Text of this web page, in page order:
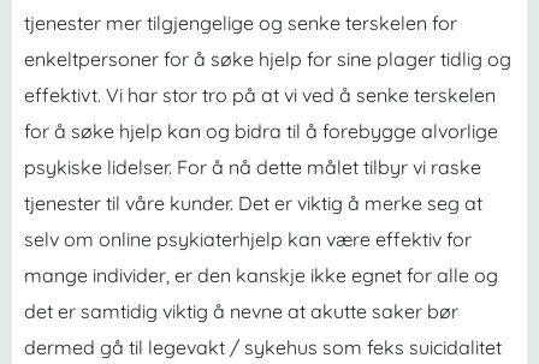
tjenester mer tilgjengelige og senke terskelen for
enkeltpersoner for å søke hjelp for sine plager tidlig og
effektivt. Vi har stor tro på at vi ved å senke terskelen
for å søke hjelp kan og bidra til å forebygge alvorlige
psykiske lidelser. For å nå dette målet tilbyr vi raske
tjenester til våre kunder. Det er viktig å merke seg at
selv om online psykiaterhjelp kan være effektiv for
mange individer, er den kanskje ikke egnet for alle og
det er samtidig viktig å nevne at akutte saker bør
dermed gå til legevakt / sykehus som feks suicidalitet